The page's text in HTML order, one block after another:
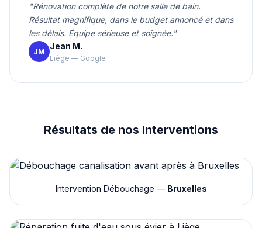
"Rénovation complète de notre salle de bain.
Résultat magnifique, dans le budget annoncé et dans
les délais. Équipe sérieuse et soignée."
JM
Jean M.
Liège — Google
Résultats de nos Interventions
Intervention Débouchage — Bruxelles